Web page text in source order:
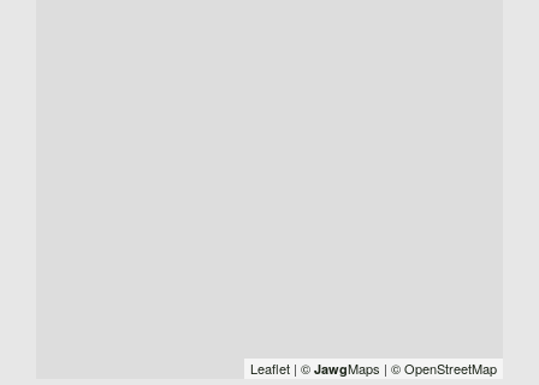
Leaflet | © JawgMaps | © OpenStreetMap